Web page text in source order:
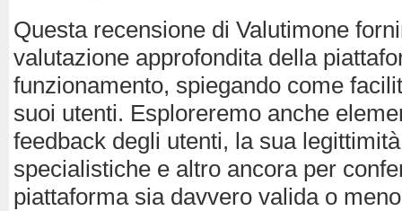
Questa recensione di Valutimone
valutazione approfondita della
funzionamento, spiegando come
suoi utenti. Esploreremo anche
feedback degli utenti, la sua
specialistiche e altro ancora per
piattaforma sia davvero valida o